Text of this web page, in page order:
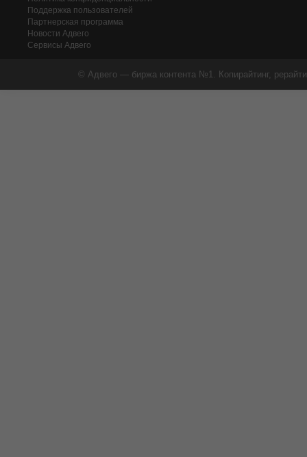
Поддержка пользователей
Партнерская программа
Новости Адвего
Сервисы Адвего
© Адвего — биржа контента №1. Копирайтинг,